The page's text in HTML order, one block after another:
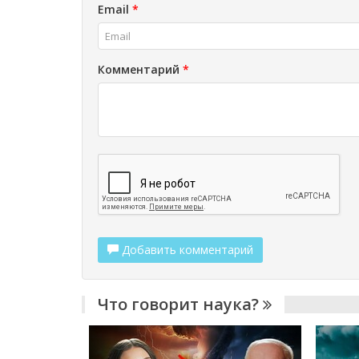
Email *
Комментарий *
Добавить комментарий
Что говорит наука?